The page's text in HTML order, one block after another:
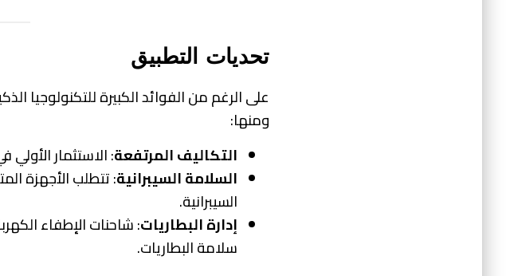
تحديات التطبيق
على الرغم من الفوائد الكبيرة للتكنولوجيا
ومنها:
التكاليف المرتفعة: الاستثمار
السلامة السيبرانية: تتطلب الأجهزة
السيبرانية.
إدارة البطاريات: شاحنات الإطفاء
سلامة البطاريات.